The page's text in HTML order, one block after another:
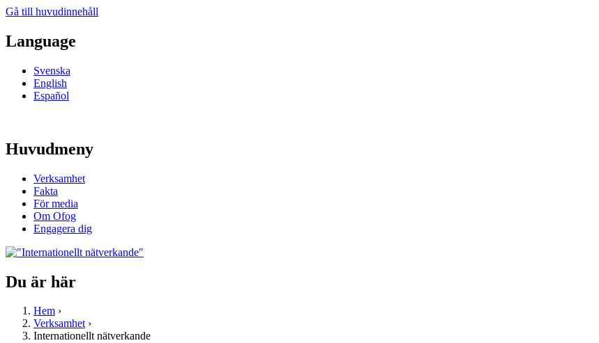
Gå till huvudinnehåll
Language
Svenska
English
Español
Huvudmeny
Verksamhet
Fakta
För media
Om Ofog
Engagera dig
Du är här
Hem ›
Verksamhet›
Internationellt nätverkande